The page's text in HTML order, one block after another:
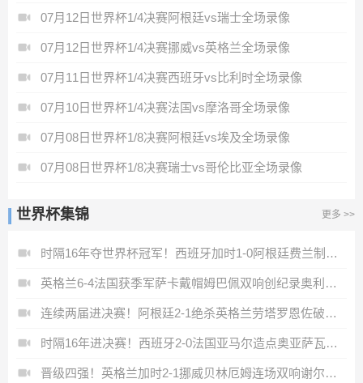
07月12日世界杯1/4决赛阿根廷vs瑞士全场录像
07月12日世界杯1/4决赛挪威vs英格兰全场录像
07月11日世界杯1/4决赛西班牙vs比利时全场录像
07月10日世界杯1/4决赛法国vs摩洛哥全场录像
07月08日世界杯1/8决赛阿根廷vs埃及全场录像
07月08日世界杯1/8决赛瑞士vs哥伦比亚全场录像
世界杯集锦 更多 >>
时隔16年夺世界杯冠军！西班牙加时1-0阿根廷费兰制胜恩佐染红
英格兰6-4法国获季军萨卡戴帽姆巴佩双响创纪录奥利塞2助+失良机
连续两届进决赛！阿根廷2-1绝杀英格兰劳塔罗恩佐破门梅西两助攻
时隔16年进决赛！西班牙2-0法国亚马尔造点奥亚萨瓦尔、波罗破门
晋级四强！英格兰加时2-1挪威贝林厄姆连场双响谢尔德鲁普破门